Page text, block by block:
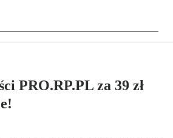
PRO.RP.PL za 39 zł